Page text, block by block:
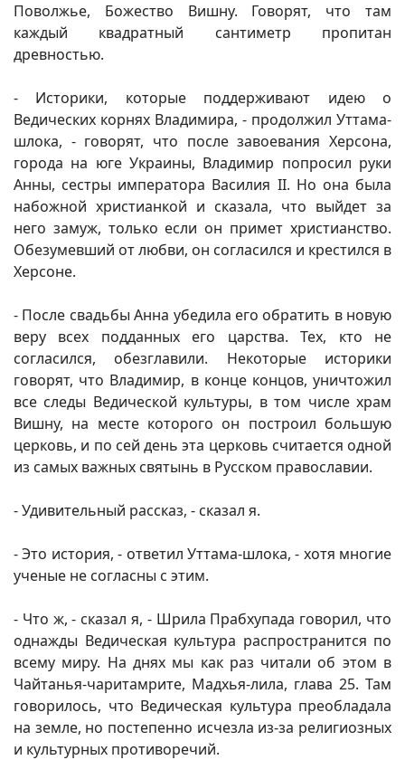
Поволжье, Божество Вишну. Говорят, что там
каждый квадратный сантиметр пропитан
древностью.
- Историки, которые поддерживают идею о
Ведических корнях Владимира, - продолжил Уттама-
шлока, - говорят, что после завоевания Херсона,
города на юге Украины, Владимир попросил руки
Анны, сестры императора Василия II. Но она была
набожной христианкой и сказала, что выйдет за
него замуж, только если он примет христианство.
Обезумевший от любви, он согласился и крестился в
Херсоне.
- После свадьбы Анна убедила его обратить в новую
веру всех подданных его царства. Тех, кто не
согласился, обезглавили. Некоторые историки
говорят, что Владимир, в конце концов, уничтожил
все следы Ведической культуры, в том числе храм
Вишну, на месте которого он построил большую
церковь, и по сей день эта церковь считается одной
из самых важных святынь в Русском православии.
- Удивительный рассказ, - сказал я.
- Это история, - ответил Уттама-шлока, - хотя многие
ученые не согласны с этим.
- Что ж, - сказал я, - Шрила Прабхупада говорил, что
однажды Ведическая культура распространится по
всему миру. На днях мы как раз читали об этом в
Чайтанья-чаритамрите, Мадхья-лила, глава 25. Там
говорилось, что Ведическая культура преобладала
на земле, но постепенно исчезла из-за религиозных
и культурных противоречий.